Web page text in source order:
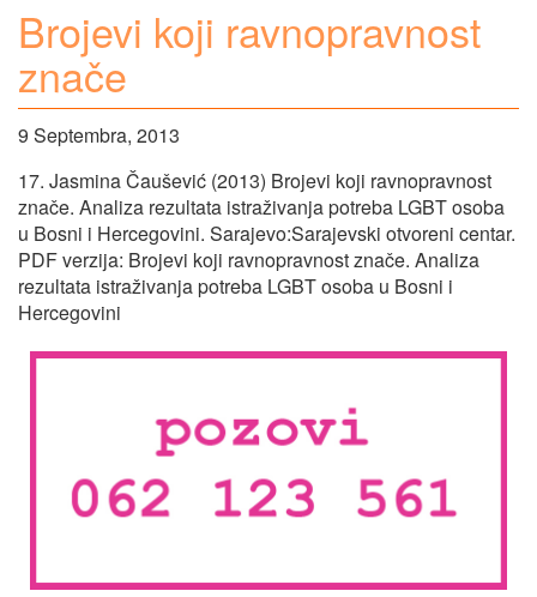
Brojevi koji ravnopravnost
znače
9 Septembra, 2013
17. Jasmina Čaušević (2013) Brojevi koji ravnopravnost
znače. Analiza rezultata istraživanja potreba LGBT osoba
u Bosni i Hercegovini. Sarajevo:Sarajevski otvoreni centar.
PDF verzija: Brojevi koji ravnopravnost znače. Analiza
rezultata istraživanja potreba LGBT osoba u Bosni i
Hercegovini